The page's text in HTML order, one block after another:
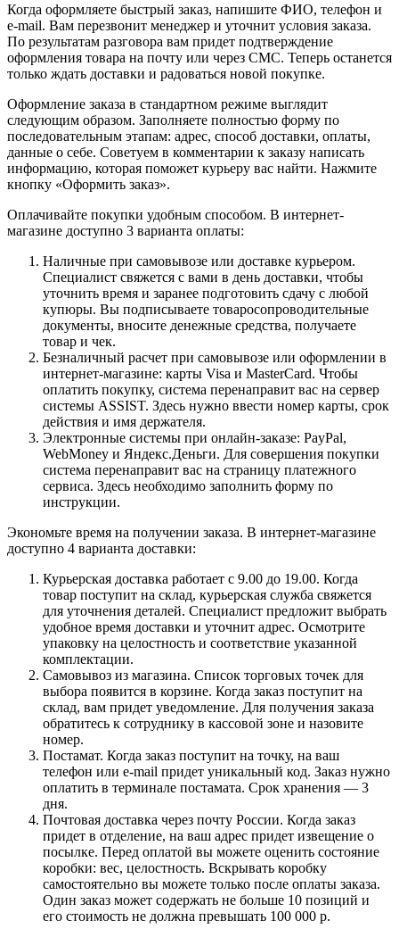
Когда оформляете быстрый заказ, напишите ФИО, телефон и
e-mail. Вам перезвонит менеджер и уточнит условия заказа.
По результатам разговора вам придет подтверждение
оформления товара на почту или через СМС. Теперь останется
только ждать доставки и радоваться новой покупке.
Оформление заказа в стандартном режиме выглядит
следующим образом. Заполняете полностью форму по
последовательным этапам: адрес, способ доставки, оплаты,
данные о себе. Советуем в комментарии к заказу написать
информацию, которая поможет курьеру вас найти. Нажмите
кнопку «Оформить заказ».
Оплачивайте покупки удобным способом. В интернет-
магазине доступно 3 варианта оплаты:
Наличные при самовывозе или доставке курьером.
Специалист свяжется с вами в день доставки, чтобы
уточнить время и заранее подготовить сдачу с любой
купюры. Вы подписываете товаросопроводительные
документы, вносите денежные средства, получаете
товар и чек.
Безналичный расчет при самовывозе или оформлении в
интернет-магазине: карты Visa и MasterCard. Чтобы
оплатить покупку, система перенаправит вас на сервер
системы ASSIST. Здесь нужно ввести номер карты, срок
действия и имя держателя.
Электронные системы при онлайн-заказе: PayPal,
WebMoney и Яндекс.Деньги. Для совершения покупки
система перенаправит вас на страницу платежного
сервиса. Здесь необходимо заполнить форму по
инструкции.
Экономьте время на получении заказа. В интернет-магазине
доступно 4 варианта доставки:
Курьерская доставка работает с 9.00 до 19.00. Когда
товар поступит на склад, курьерская служба свяжется
для уточнения деталей. Специалист предложит выбрать
удобное время доставки и уточнит адрес. Осмотрите
упаковку на целостность и соответствие указанной
комплектации.
Самовывоз из магазина. Список торговых точек для
выбора появится в корзине. Когда заказ поступит на
склад, вам придет уведомление. Для получения заказа
обратитесь к сотруднику в кассовой зоне и назовите
номер.
Постамат. Когда заказ поступит на точку, на ваш
телефон или e-mail придет уникальный код. Заказ нужно
оплатить в терминале постамата. Срок хранения — 3
дня.
Почтовая доставка через почту России. Когда заказ
придет в отделение, на ваш адрес придет извещение о
посылке. Перед оплатой вы можете оценить состояние
коробки: вес, целостность. Вскрывать коробку
самостоятельно вы можете только после оплаты заказа.
Один заказ может содержать не больше 10 позиций и
его стоимость не должна превышать 100 000 р.